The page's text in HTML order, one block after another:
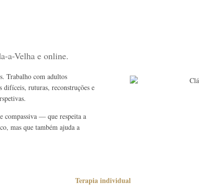
a-Velha e online.
Trabalho com adultos
difíceis, ruturas, reconstruções e
compassiva — que respeita a
mas que também ajuda a
Terapia individual